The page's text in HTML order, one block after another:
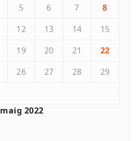
maig 2022
5 6 7
8
12 13 14
15
19 20 21
22
26 27 28
29